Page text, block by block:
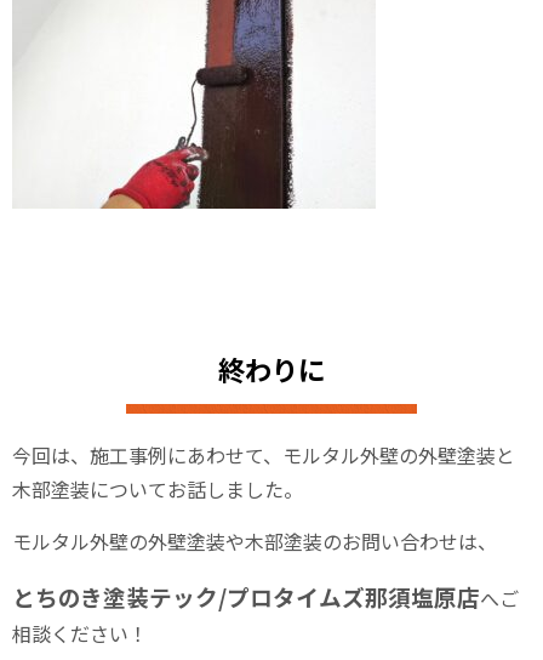
終わりに
今回は、施工事例にあわせて、モルタル外壁の外壁塗装と
木部塗装についてお話しました。
モルタル外壁の外壁塗装や木部塗装のお問い合わせは、
とちのき塗装テック/プロタイムズ那須塩原店へご
相談ください！